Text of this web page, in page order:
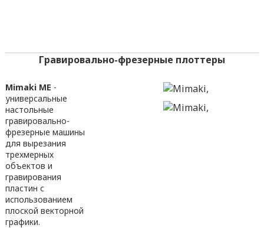
Гравировально-фрезерные плоттеры
Mimaki МЕ -
универсальные
настольные
гравировально-
фрезерные машины
для вырезания
трехмерных
объектов и
гравирования
пластин с
использованием
плоской векторной
графики.